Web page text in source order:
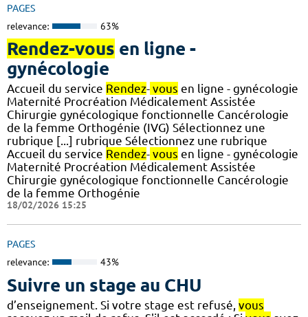
PAGES
relevance: 63%
Rendez-vous en ligne -
gynécologie
Accueil du service Rendez- vous en ligne - gynécologie
Maternité Procréation Médicalement Assistée
Chirurgie gynécologique fonctionnelle Cancérologie
de la femme Orthogénie (IVG) Sélectionnez une
rubrique [...] rubrique Sélectionnez une rubrique
Accueil du service Rendez- vous en ligne - gynécologie
Maternité Procréation Médicalement Assistée
Chirurgie gynécologique fonctionnelle Cancérologie
de la femme Orthogénie
18/02/2026 15:25
PAGES
relevance: 43%
Suivre un stage au CHU
d’enseignement. Si votre stage est refusé, vous